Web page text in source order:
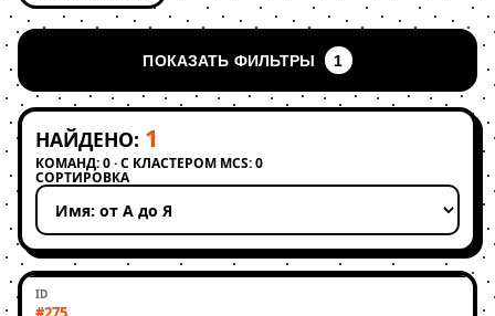
ПОКАЗАТЬ ФИЛЬТРЫ 1
НАЙДЕНО: 1
КОМАНД: 0 · С КЛАСТЕРОМ MCS: 0
СОРТИРОВКА
Применить сортировку